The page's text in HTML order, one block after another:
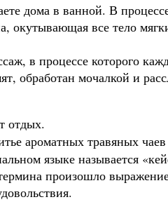
дома в ванной. В
окутывающая все тело
в процессе которого
обработан мочалкой и
отдых.
ароматных травяных
языке называется
произошло